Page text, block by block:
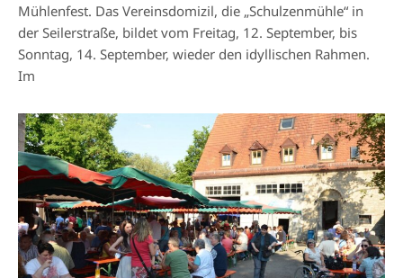
Mühlenfest. Das Vereinsdomizil, die „Schulzenmühle“ in
der Seilerstraße, bildet vom Freitag, 12. September, bis
Sonntag, 14. September, wieder den idyllischen Rahmen.
Im